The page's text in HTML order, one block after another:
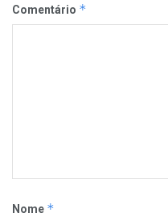
Comentário *
Nome *